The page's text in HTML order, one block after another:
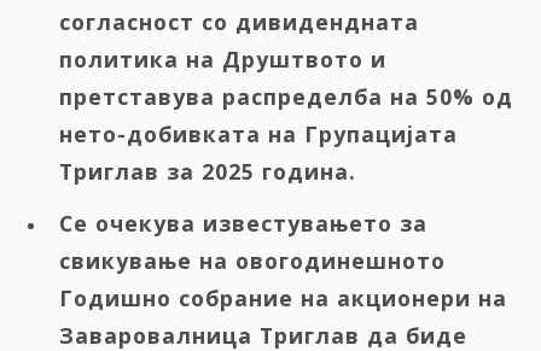
согласност со дивидендната
политика на Друштвото и
претставува распределба на 50% од
нето-добивката на Групацијата
Триглав за 2025 година.
Се очекува известувањето за
свикување на овогодинешното
Годишно собрание на акционери на
Заваровалница Триглав да биде